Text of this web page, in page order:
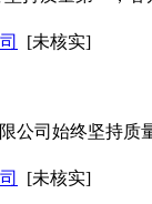
[未核实]
公司始终坚持
[未核实]